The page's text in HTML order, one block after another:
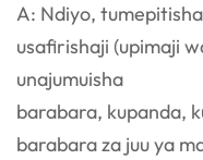
A: Ndiyo,
usafirishaji (upimaji
unajumuisha
barabara, kupanda,
barabara za juu ya